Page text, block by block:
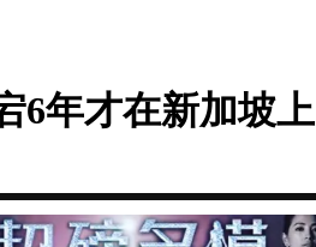
6年才在新加坡上